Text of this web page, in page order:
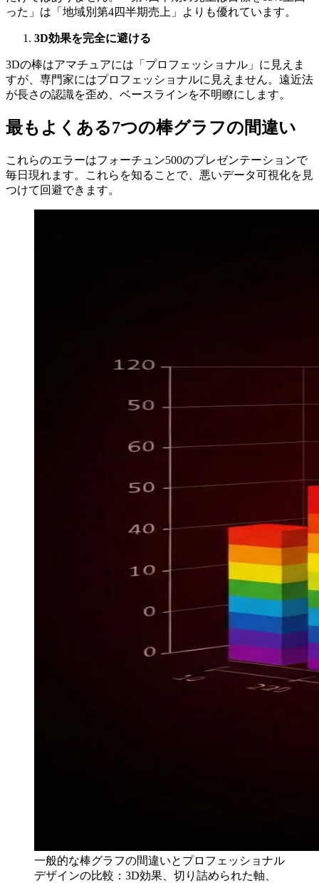
った」は「地域別第4四半期売上」よりも優れています。
3D効果を完全に避ける
3Dの棒はアマチュアには「プロフェッショナル」に見えま
すが、専門家にはプロフェッショナルに見えません。遠近法
が長さの認識を歪め、ベースラインを不明瞭にします。
最もよくある7つの棒グラフの間違い
これらのエラーはフォーチュン500のプレゼンテーションで
毎日現れます。これらを知ることで、悪いデータ可視化を見
つけて回避できます。
一般的な棒グラフの間違いとプロフェッショナル
デザインの比較：3D効果、切り詰められた軸、